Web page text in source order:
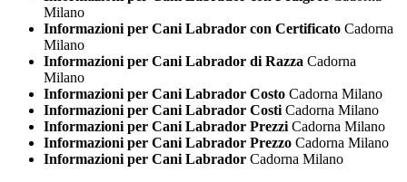
Milano
Informazioni per Cani Labrador con Certificato Cadorna
Milano
Informazioni per Cani Labrador di Razza Cadorna
Milano
Informazioni per Cani Labrador Costo Cadorna Milano
Informazioni per Cani Labrador Costi Cadorna Milano
Informazioni per Cani Labrador Prezzi Cadorna Milano
Informazioni per Cani Labrador Prezzo Cadorna Milano
Informazioni per Cani Labrador Cadorna Milano